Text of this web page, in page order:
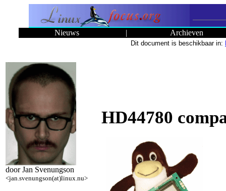
Nieuws | Archieven
Dit document is beschikbaar in:
door Jan Svenungson
<jan.svenungson(at)linux.nu>
HD44780